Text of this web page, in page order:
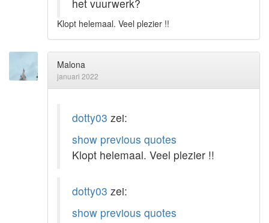
het vuurwerk?
Klopt helemaal. Veel plezier !!
Malona
januari 2022
dotty03 zei:
show previous quotes
Klopt helemaal. Veel plezier !!
dotty03 zei:
show previous quotes